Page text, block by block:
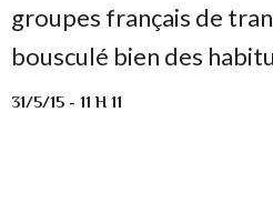
groupes français de
bousculé bien des
31/5/15 - 11 H 11